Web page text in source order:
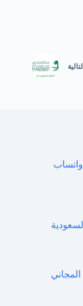
التالية
واتساب